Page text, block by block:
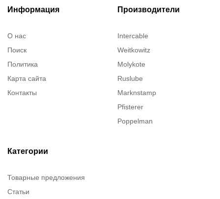
Информация
О нас
Поиск
Политика
Карта сайта
Контакты
Производители
Intercable
Weitkowitz
Molykote
Ruslube
Marknstamp
Pfisterer
Poppelman
Категории
Товарные предложения
Статьи